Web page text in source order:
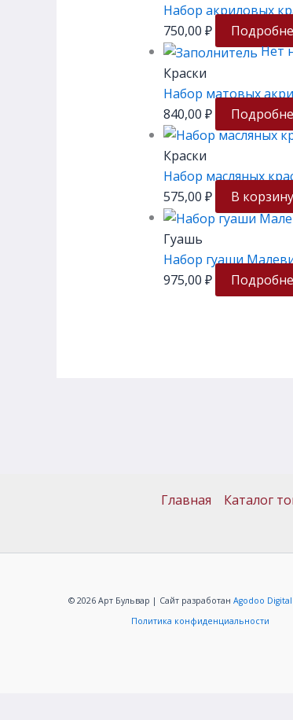
Набор акриловых
750,00 ₽
Нет
Краски
Набор матовых
840,00 ₽
Краски
Набор масляных
575,00 ₽
В корзину
Гуашь
Набор гуаши
975,00 ₽
Главная Каталог
© 2026 Арт Бульвар | Сайт разработанAgodoo
Политика конфиденциальности